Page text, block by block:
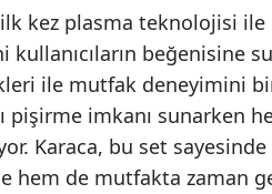
kez plasma teknolojisi
kullanıcıların beğenisine
ile mutfak deneyimini
pişirme imkanı sunarken
Karaca, bu set
hem de mutfakta zaman